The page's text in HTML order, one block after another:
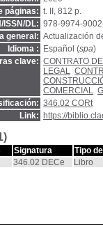
páginas: t. II, 812 p.
ISSN/DL: 978-9974-
general: Actualización
Idioma :
Español (spa)
clave: CONTRATO
LEGAL
COMERCIAL
346.02 CORt
Link:
https://
Signatura
Tipo
346.02 DECe Libro